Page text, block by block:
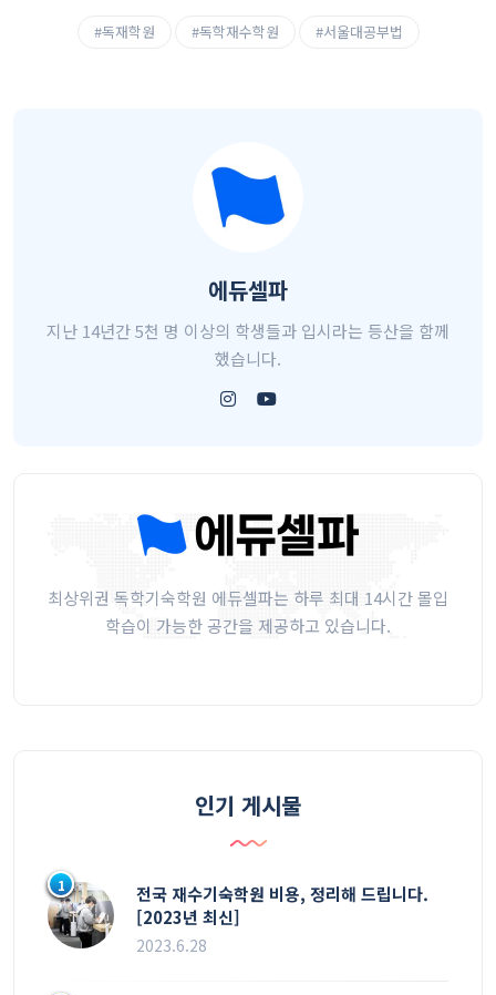
#독재학원 #독학재수학원 #서울대공부법
에듀셀파
지난 14년간 5천 명 이상의 학생들과 입시라는 등산을 함께
했습니다.
최상위권 독학기숙학원 에듀셀파는 하루 최대 14시간 몰입
학습이 가능한 공간을 제공하고 있습니다.
인기 게시물
1
전국 재수기숙학원 비용, 정리해 드립니다.
[2023년 최신]
2023.6.28